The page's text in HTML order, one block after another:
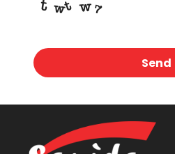
Send
should